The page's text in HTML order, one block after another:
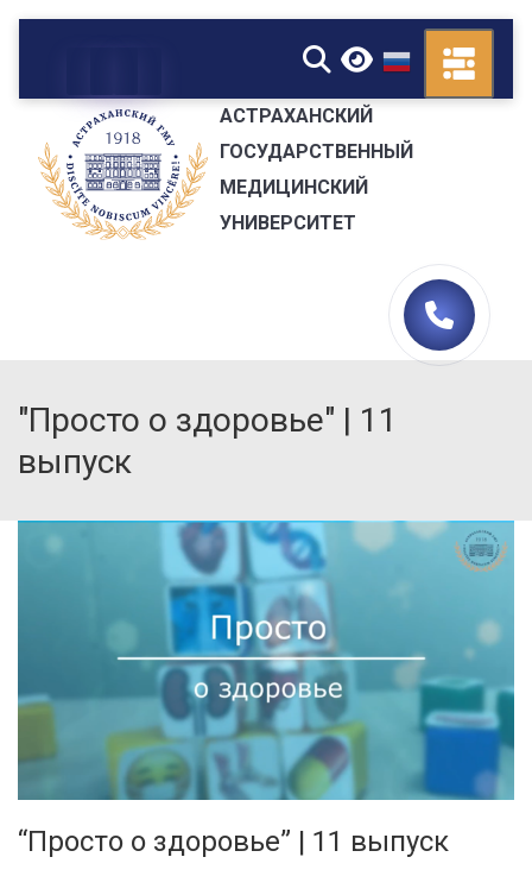
▼
АСТРАХАНСКИЙ
ГОСУДАРСТВЕННЫЙ
МЕДИЦИНСКИЙ
УНИВЕРСИТЕТ
"Просто о здоровье" | 11
выпуск
“Просто о здоровье” | 11 выпуск